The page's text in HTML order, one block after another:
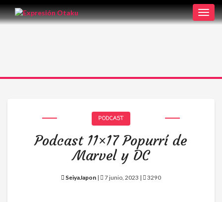
PODCAST
Podcast 11×17 Popurrí de
Marvel y DC
SeiyaJapon | 7 junio, 2023 | 3290